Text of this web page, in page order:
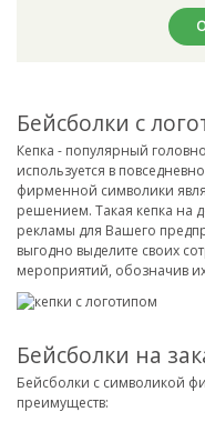
Бейсболки с
Кепка - популярный
используется в
фирменной символики
решением. Такая кепка на
рекламы для Вашего
выгодно выделите своих
мероприятий, обозначив
Бейсболки на
Бейсболки с символикой
преимуществ: